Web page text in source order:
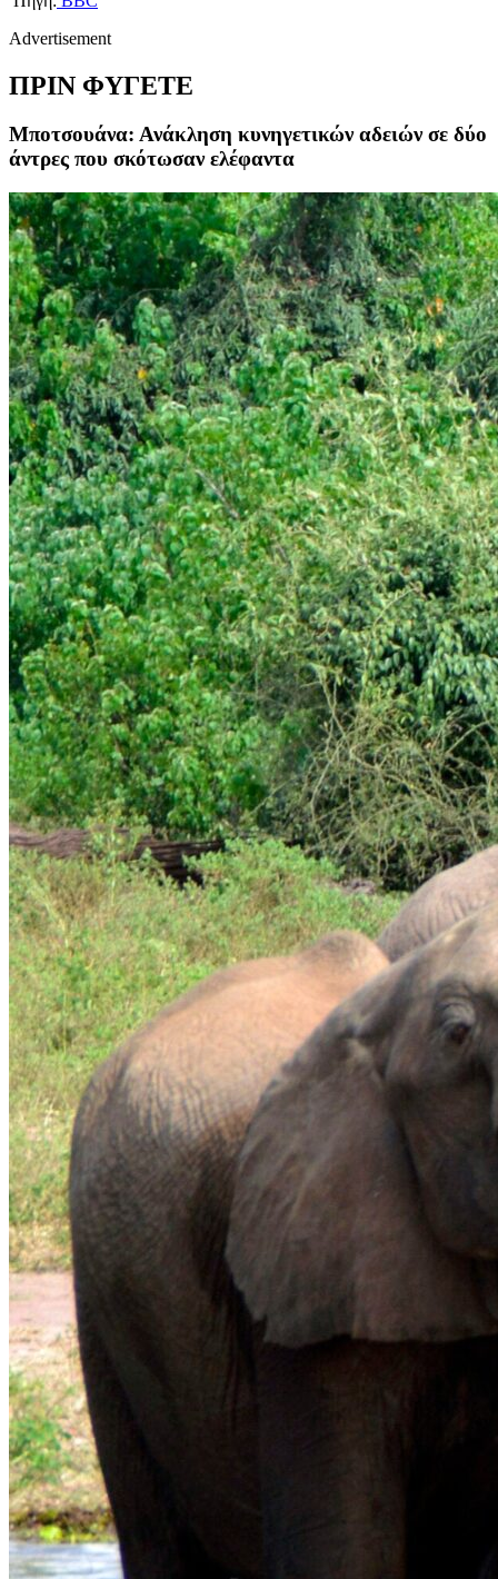
Advertisement
ΠΡΙΝ ΦΥΓΕΤΕ
Μποτσουάνα: Ανάκληση κυνηγετικών αδειών σε δύο
άντρες που σκότωσαν ελέφαντα